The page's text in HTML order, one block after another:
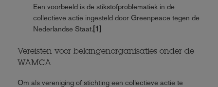
Een voorbeeld is de stikstofproblematiek in de
collectieve actie ingesteld door Greenpeace tegen de
Nederlandse Staat.[1]
Vereisten voor belangenorganisaties onder de
WAMCA
Om als vereniging of stichting een collectieve actie te